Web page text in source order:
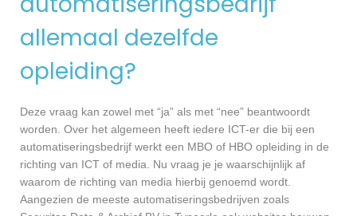
allemaal dezelfde
opleiding?
Deze vraag kan zowel met “ja” als met “nee” beantwoordt
worden. Over het algemeen heeft iedere ICT-er die bij een
automatiseringsbedrijf werkt een MBO of HBO opleiding in de
richting van ICT of media. Nu vraag je je waarschijnlijk af
waarom de richting van media hierbij genoemd wordt.
Aangezien de meeste automatiseringsbedrijven zoals